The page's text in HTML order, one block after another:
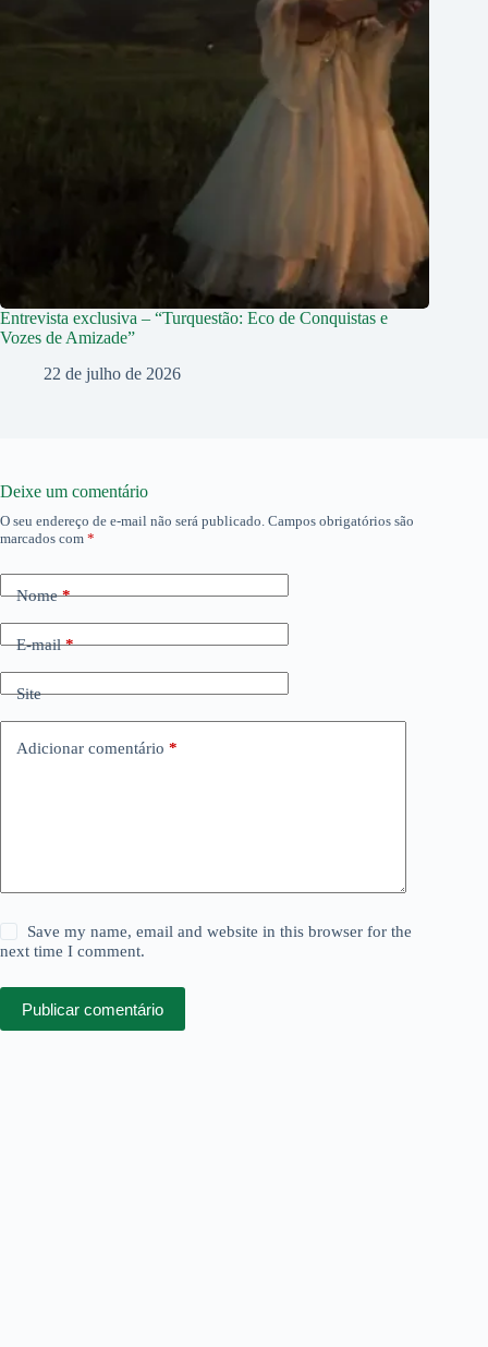
Entrevista exclusiva – “Turquestão: Eco de Conquistas e
Vozes de Amizade”
22 de julho de 2026
Deixe um comentário
O seu endereço de e-mail não será publicado. Campos obrigatórios são
marcados com *
Nome*
E-mail*
Site
Adicionar comentário *
Save my name, email and website in this browser for the
next time I comment.
Publicar comentário